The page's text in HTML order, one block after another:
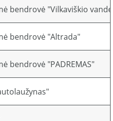
bendrovė "Vilkaviškio
bendrovė "Altrada"
bendrovė "PADREMAS"